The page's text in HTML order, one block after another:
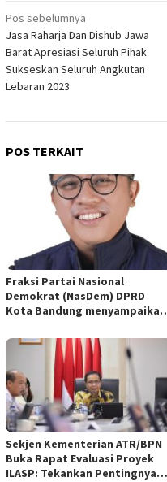
Navigasi
pos
Pos sebelumnya
Jasa Raharja Dan Dishub Jawa
Barat Apresiasi Seluruh Pihak
Sukseskan Seluruh Angkutan
Lebaran 2023
POS TERKAIT
Fraksi Partai Nasional
Demokrat (NasDem) DPRD
Kota Bandung menyampaikan
empat Rancangan Peraturan
Daerah (Raperda) yang
diajukan Pemerintah Kota
Bandung
Sekjen Kementerian ATR/BPN
Buka Rapat Evaluasi Proyek
ILASP: Tekankan Pentingnya